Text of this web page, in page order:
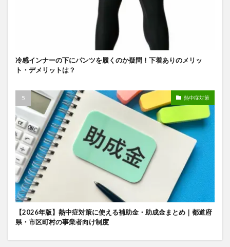
冷感インナーの下にパンツを履くのか疑問！下着ありのメリッ
ト・デメリットは？
熱中症対策
【2026年版】熱中症対策に使える補助金・助成金まとめ｜都道府
県・市区町村の事業者向け制度